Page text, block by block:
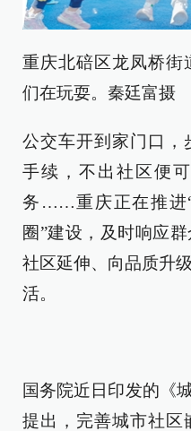
重庆北碚区龙凤桥街
们在玩耍。秦廷富摄
公交车开到家门口，
手续，不出社区便
务……重庆正在推进
圈”建设，及时响应
社区延伸、向品质升
活。
国务院近日印发的《
提出，完善城市社区